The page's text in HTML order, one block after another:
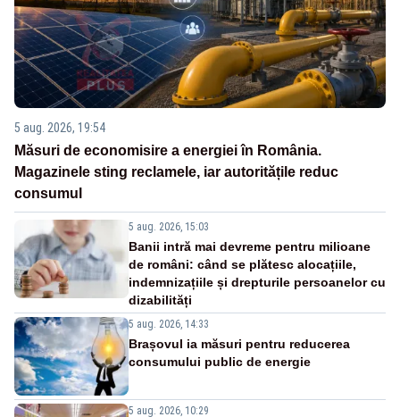
5 aug. 2026, 19:54
Măsuri de economisire a energiei în România.
Magazinele sting reclamele, iar autoritățile reduc
consumul
5 aug. 2026, 15:03
Banii intră mai devreme pentru milioane
de români: când se plătesc alocațiile,
indemnizațiile și drepturile persoanelor cu
dizabilități
5 aug. 2026, 14:33
Brașovul ia măsuri pentru reducerea
consumului public de energie
5 aug. 2026, 10:29